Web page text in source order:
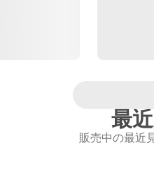
最
販売中の最近